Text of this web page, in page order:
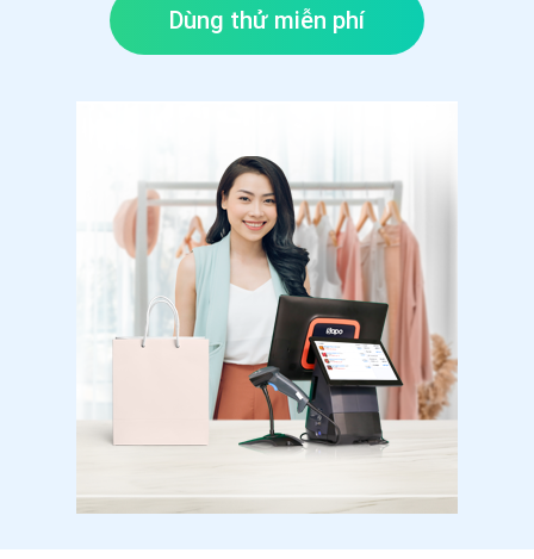
Dùng thử miễn phí